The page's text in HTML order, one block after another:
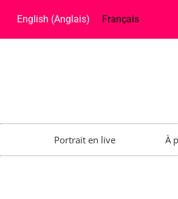
English (Anglais) Français
Portrait en live À